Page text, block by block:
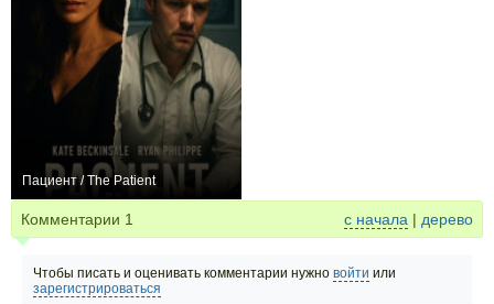
Пациент / The Patient
Комментарии 1 с начала | дерево
Чтобы писать и оценивать комментарии нужно войти или
зарегистрироваться